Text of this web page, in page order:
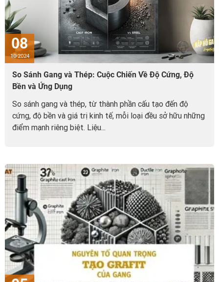
08
10-2024
So Sánh Gang và Thép: Cuộc Chiến Về Độ Cứng, Độ
Bền và Ứng Dụng
So sánh gang và thép, từ thành phần cấu tạo đến độ
cứng, độ bền và giá trị kinh tế, mỗi loại đều sở hữu những
điểm mạnh riêng biệt. Liệu...